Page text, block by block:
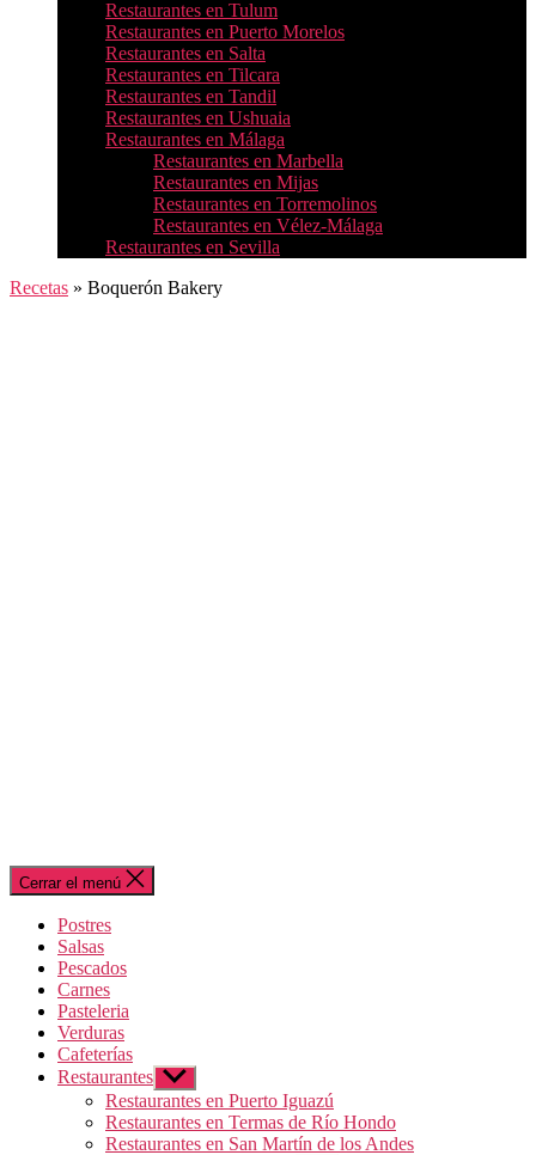
Restaurantes en Tulum
Restaurantes en Puerto Morelos
Restaurantes en Salta
Restaurantes en Tilcara
Restaurantes en Tandil
Restaurantes en Ushuaia
Restaurantes en Málaga
Restaurantes en Marbella
Restaurantes en Mijas
Restaurantes en Torremolinos
Restaurantes en Vélez-Málaga
Restaurantes en Sevilla
Recetas » Boquerón Bakery
Cerrar el menú
Postres
Salsas
Pescados
Carnes
Pasteleria
Verduras
Cafeterías
Restaurantes Mostrar
el
submenú
Restaurantes en Puerto Iguazú
Restaurantes en Termas de Río Hondo
Restaurantes en San Martín de los Andes